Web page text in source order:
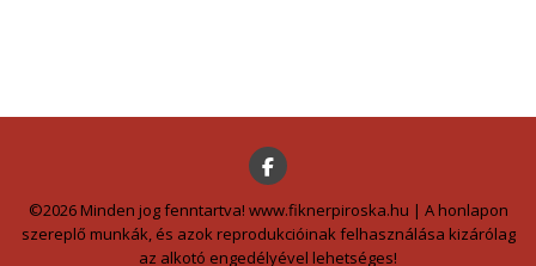
©2026 Minden jog fenntartva! www.fiknerpiroska.hu | A honlapon
szereplő munkák, és azok reprodukcióinak felhasználása kizárólag
az alkotó engedélyével lehetséges!